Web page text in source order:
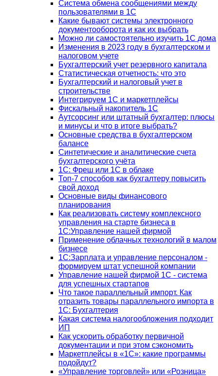
Система обмена сообщениями между
пользователями в 1С
Какие бывают системы электронного
документооборота и как их выбрать
Можно ли самостоятельно изучить 1С дома
Изменения в 2023 году в бухгалтерском и
налоговом учете
Бухгалтерский учет резервного капитала
Статистическая отчетность: что это
Бухгалтерский и налоговый учет в
строительстве
Интегрируем 1С и маркетплейсы
Фискальный накопитель 1С
Аутсорсинг или штатный бухгалтер: плюсы
и минусы и что в итоге выбрать?
Основные средства в бухгалтерском
балансе
Синтетические и аналитические счета
бухгалтерского учёта
1C: Фреш или 1С в облаке
Топ-7 способов как бухгалтеру повысить
свой доход
Основные виды финансового
планирования
Как реализовать систему комплексного
управления на старте бизнеса в
1С:Управление нашей фирмой
Применение облачных технологий в малом
бизнесе
1C:Зарплата и управление персоналом -
формируем штат успешной компании
Управление нашей фирмой 1C - система
для успешных стартапов
Что такое параллельный импорт. Как
отразить товары параллельного импорта в
1С: Бухгалтерия
Какая система налогообложения подходит
ИП
Как ускорить обработку первичной
документации и при этом сэкономить
Маркетплейсы в «1С»: какие программы
подойдут?
«Управление торговлей» или «Розница»